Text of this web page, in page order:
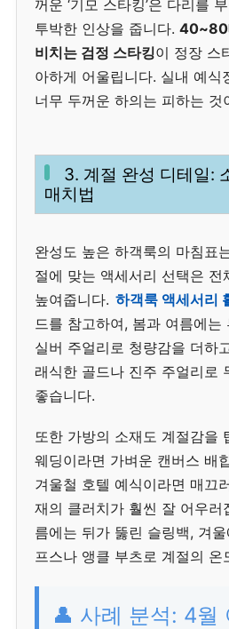
꺼운 ‘기모 스타킹’은 다리를
투박한 인상을 줍니다. 40~80
비치는 검정 스타킹이 정장 스
아하게 어울립니다. 실내 예식
너무 두꺼운 하의는 피하는 것
3. 계절 완성 디테일:
매치법
완성도 높은 하객룩의 마침표
절에 맞는 액세서리 선택은 전
높여줍니다. 하객룩 액세서리
드를 참고하여, 봄과 여름에
실버 주얼리로 청량감을 더하
래식한 골드나 진주 주얼리로
좋습니다.
또한 가방의 소재도 계절감을
웨딩이라면 가벼운 캔버스 배
겨울철 호텔 예식이라면 매끄
재의 클러치가 훨씬 잘 어우러
름에는 뒤가 뚫린 슬링백, 겨
프스나 앵클 부츠로 계절의 온
👤 사례 분석: 4월